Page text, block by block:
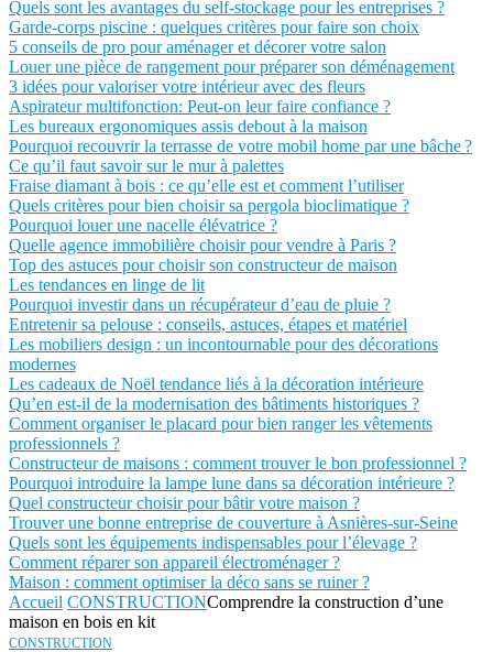
Quels sont les avantages du self-stockage pour les entreprises ?
Garde-corps piscine : quelques critères pour faire son choix
5 conseils de pro pour aménager et décorer votre salon
Louer une pièce de rangement pour préparer son déménagement
3 idées pour valoriser votre intérieur avec des fleurs
Aspirateur multifonction: Peut-on leur faire confiance ?
Les bureaux ergonomiques assis debout à la maison
Pourquoi recouvrir la terrasse de votre mobil home par une bâche ?
Ce qu’il faut savoir sur le mur à palettes
Fraise diamant à bois : ce qu’elle est et comment l’utiliser
Quels critères pour bien choisir sa pergola bioclimatique ?
Pourquoi louer une nacelle élévatrice ?
Quelle agence immobilière choisir pour vendre à Paris ?
Top des astuces pour choisir son constructeur de maison
Les tendances en linge de lit
Pourquoi investir dans un récupérateur d’eau de pluie ?
Entretenir sa pelouse : conseils, astuces, étapes et matériel
Les mobiliers design : un incontournable pour des décorations
modernes
Les cadeaux de Noël tendance liés à la décoration intérieure
Qu’en est-il de la modernisation des bâtiments historiques ?
Comment organiser le placard pour bien ranger les vêtements
professionnels ?
Constructeur de maisons : comment trouver le bon professionnel ?
Pourquoi introduire la lampe lune dans sa décoration intérieure ?
Quel constructeur choisir pour bâtir votre maison ?
Trouver une bonne entreprise de couverture à Asnières-sur-Seine
Quels sont les équipements indispensables pour l’élevage ?
Comment réparer son appareil électroménager ?
Maison : comment optimiser la déco sans se ruiner ?
Accueil CONSTRUCTIONComprendre la construction d’une
maison en bois en kit
CONSTRUCTION